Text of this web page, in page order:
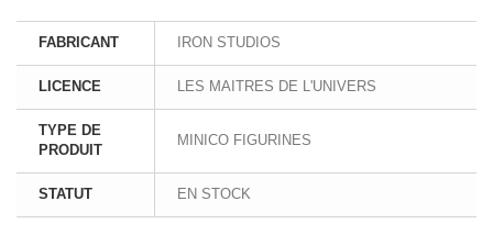
FABRICANT IRON STUDIOS
LICENCE LES MAITRES DE L'UNIVERS
TYPE DE
PRODUIT
MINICO FIGURINES
STATUT EN STOCK